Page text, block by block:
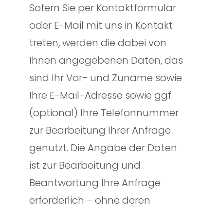
Sofern Sie per Kontaktformular
oder E-Mail mit uns in Kontakt
treten, werden die dabei von
Ihnen angegebenen Daten, das
sind Ihr Vor- und Zuname sowie
Ihre E-Mail-Adresse sowie ggf.
(optional) Ihre Telefonnummer
zur Bearbeitung Ihrer Anfrage
genutzt. Die Angabe der Daten
ist zur Bearbeitung und
Beantwortung Ihre Anfrage
erforderlich – ohne deren